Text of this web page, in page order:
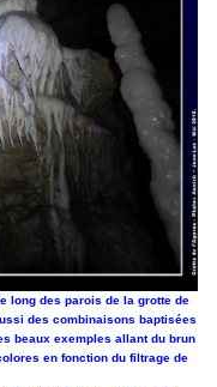
long des parois de la grotte de
des combinaisons baptisées
beaux exemples allant du brun
en fonction du filtrage de